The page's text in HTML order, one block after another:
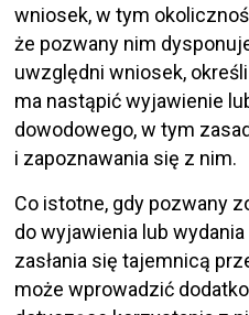
wniosek, w tym
że pozwany nim
uwzględni wniosek,
ma nastąpić wyjawienie
dowodowego, w tym
i zapoznawania się z nim.
Co istotne, gdy pozwany
do wyjawienia lub
zasłania się tajemnicą
może wprowadzić